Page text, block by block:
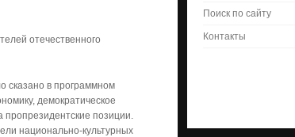
отечественного
сказано в программном
демократическое
пропрезидентские позиции.
национально-культурных
Поиск по сайту
Контакты